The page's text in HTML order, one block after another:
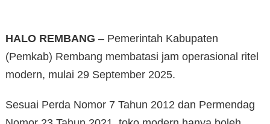
HALO REMBANG – Pemerintah Kabupaten
(Pemkab) Rembang membatasi jam operasional ritel
modern, mulai 29 September 2025.
Sesuai Perda Nomor 7 Tahun 2012 dan Permendag